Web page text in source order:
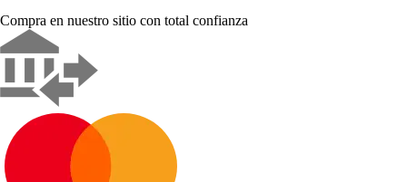
Compra en nuestro sitio con total confianza